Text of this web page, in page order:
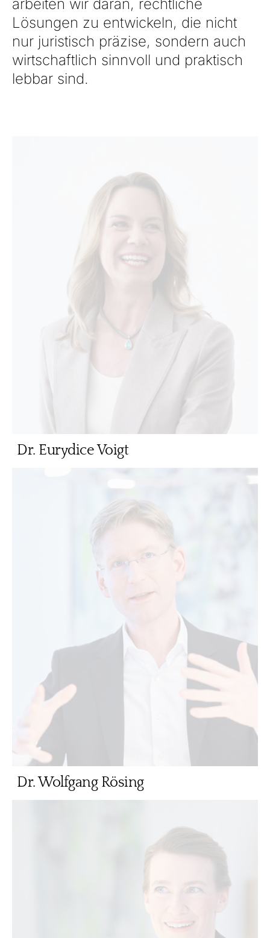
arbeiten wir daran, rechtliche
Lösungen zu entwickeln, die nicht
nur juristisch präzise, sondern auch
wirtschaftlich sinnvoll und praktisch
lebbar sind.
Dr. Eurydice Voigt
Dr. Wolfgang Rösing